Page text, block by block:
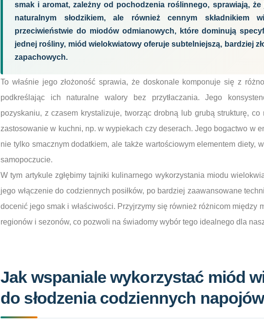
smak i aromat, zależny od pochodzenia roślinnego, sprawiają,
naturalnym słodzikiem, ale również cennym składnikiem
przeciwieństwie do miodów odmianowych, które dominują
jednej rośliny, miód wielokwiatowy oferuje subtelniejszą, bardziej
zapachowych.
To właśnie jego złożoność sprawia, że doskonale komponuje się z
podkreślając ich naturalne walory bez przytłaczania. Jego
pozyskaniu, z czasem krystalizuje, tworząc drobną lub grubą strukturę,
zastosowanie w kuchni, np. w wypiekach czy deserach. Jego bogactwo w
nie tylko smacznym dodatkiem, ale także wartościowym elementem diety,
samopoczucie.
W tym artykule zgłębimy tajniki kulinarnego wykorzystania miodu
jego włączenie do codziennych posiłków, po bardziej zaawansowane
docenić jego smak i właściwości. Przyjrzymy się również różnicom między
regionów i sezonów, co pozwoli na świadomy wybór tego idealnego dla
Jak wspaniale wykorzystać miód
do słodzenia codziennych napojów